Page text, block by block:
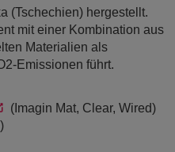
(Tschechien) hergestellt.
mit einer Kombination aus
Materialien als
Emissionen führt.
(Imagin Mat, Clear, Wired)